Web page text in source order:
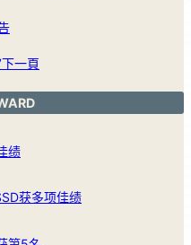
下一頁
绩
获多项佳绩